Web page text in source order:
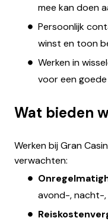
mee kan doen
Persoonlijk
winst en toon
Werken in
voor een
Wat bieden
Werken bij Gran
verwachten:
avond-, nacht-,